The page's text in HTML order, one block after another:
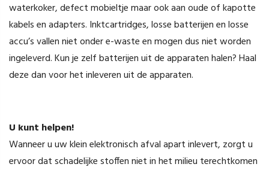
waterkoker, defect mobieltje maar ook aan oude of kapotte
kabels en adapters. Inktcartridges, losse batterijen en losse
accu’s vallen niet onder e-waste en mogen dus niet worden
ingeleverd. Kun je zelf batterijen uit de apparaten halen? Haal
deze dan voor het inleveren uit de apparaten.
U kunt helpen!
Wanneer u uw klein elektronisch afval apart inlevert, zorgt u
ervoor dat schadelijke stoffen niet in het milieu terechtkomen